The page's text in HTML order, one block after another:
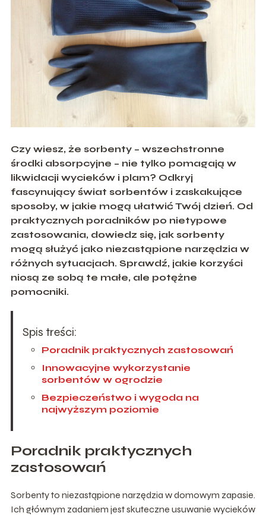
Czy wiesz, że sorbenty – wszechstronne
środki absorpcyjne – nie tylko pomagają w
likwidacji wycieków i plam? Odkryj
fascynujący świat sorbentów i zaskakujące
sposoby, w jakie mogą ułatwić Twój dzień. Od
praktycznych poradników po nietypowe
zastosowania, dowiedz się, jak sorbenty
mogą służyć jako niezastąpione narzędzia w
różnych sytuacjach. Sprawdź, jakie korzyści
niosą ze sobą te małe, ale potężne
pomocniki.
Spis treści:
Poradnik praktycznych zastosowań
Innowacyjne wykorzystanie
sorbentów w ogrodzie
Bezpieczeństwo i wygoda na
najwyższym poziomie
Poradnik praktycznych
zastosowań
Sorbenty to niezastąpione narzędzia w domowym zapasie.
Ich głównym zadaniem jest skuteczne usuwanie wycieków